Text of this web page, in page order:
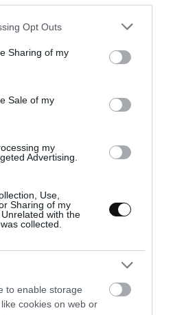
app uses one or more Google
behaviour. You may click to
and its third-party tags to
purposes in below Google
Opt Outs
Sharing of my
Sale of my
my
Advertising.
Use,
Sharing of my
with the
collected.
to enable storage
cookies on web or
24 abril, 2017